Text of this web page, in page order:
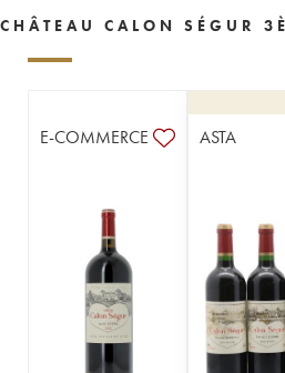
1955
1954 1953 1952
1941 1940
1938
1937 1934
1916
CHÂTEAU CALON SÉGUR
E-COMMERCE ASTA